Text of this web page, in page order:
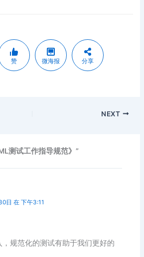
赞 微海报 分享
NEXT
测试工作指导规范》”
日 在 下午3:11
规范化的测试有助于我们更好的